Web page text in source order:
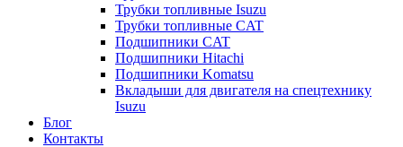
Трубки топливные Isuzu
Трубки топливные CAT
Подшипники CAT
Подшипники Hitachi
Подшипники Komatsu
Вкладыши для двигателя на спецтехнику
Isuzu
Блог
Контакты